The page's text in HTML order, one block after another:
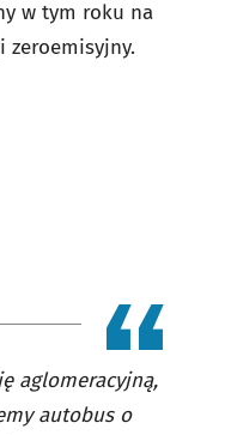
w tym roku na
zeroemisyjny.
aglomeracyjną,
autobus o